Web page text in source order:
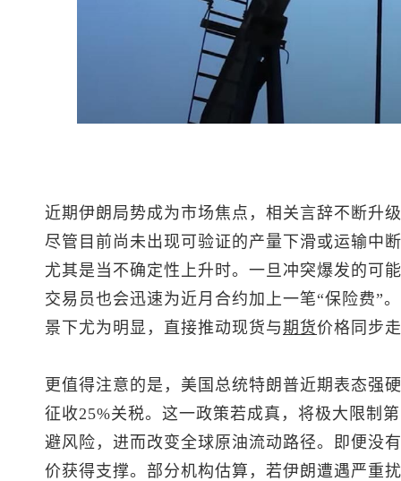
近期伊朗局势成为市场焦点，相关言辞不断升
尽管目前尚未出现可验证的产量下滑或运输
尤其是当不确定性上升时。一旦冲突爆发的可
交易员也会迅速为近月合约加上一笔“保险费”
景下尤为明显，直接推动现货与期货价格同步
更值得注意的是，美国总统特朗普近期表态强
征收25%关税。这一政策若成真，将极大限制
避风险，进而改变全球原油流动路径。即便没
价获得支撑。部分机构估算，若伊朗遭遇严重